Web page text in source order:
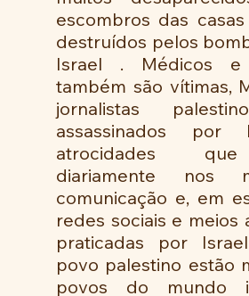
escombros das
destruídos pelos
Israel . Médicos e
também são vítimas,
jornalistas
assassinados por
atrocidades
diariamente nos
comunicação e, em
redes sociais e meios
praticadas por
povo palestino estão
povos do mundo